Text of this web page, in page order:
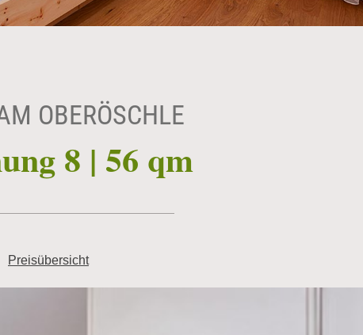
OBERÖSCHLE
8 | 56 qm
Preisübersicht